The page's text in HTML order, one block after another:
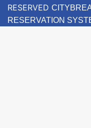
RESERVED
RESERVATION